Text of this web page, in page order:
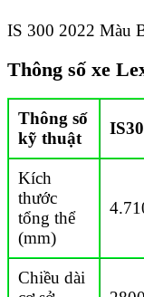
IS 300 2022 Màu
Thông số xe
Thông số
kỹ thuật
Kích
thước
tổng thể
(mm)
Chiều dài